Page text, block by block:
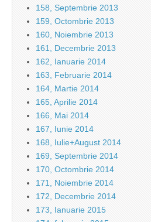
158, Septembrie 2013
159, Octombrie 2013
160, Noiembrie 2013
161, Decembrie 2013
162, Ianuarie 2014
163, Februarie 2014
164, Martie 2014
165, Aprilie 2014
166, Mai 2014
167, Iunie 2014
168, Iulie+August 2014
169, Septembrie 2014
170, Octombrie 2014
171, Noiembrie 2014
172, Decembrie 2014
173, Ianuarie 2015